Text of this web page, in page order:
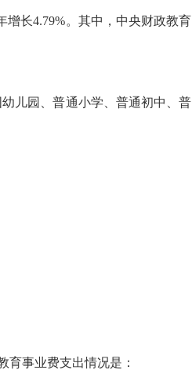
长4.79%。其中，中央财政教育
儿园、普通小学、普通初中、普
事业费支出情况是：